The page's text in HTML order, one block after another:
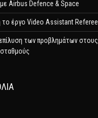
Airbus Defence & Space
το έργο Video Assistant Referee
των προβλημάτων στους